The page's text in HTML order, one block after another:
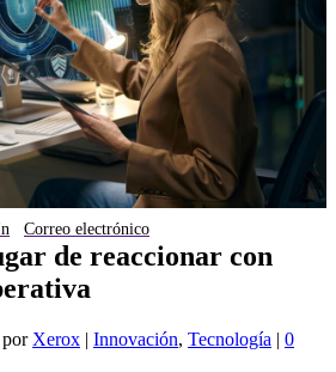
Correo electrónico
de reaccionar con
por Xerox | Innovación, Tecnología | 0